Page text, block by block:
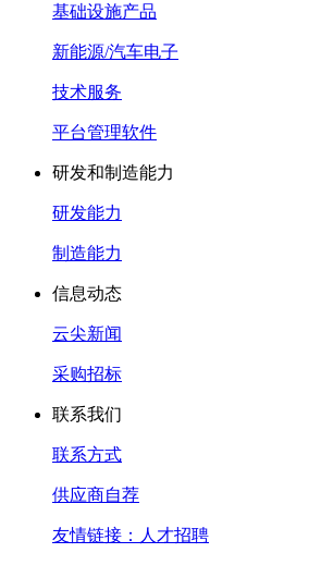
基础设施产品
新能源/汽车电子
技术服务
平台管理软件
研发和制造能力
研发能力
制造能力
信息动态
云尖新闻
采购招标
联系我们
联系方式
供应商自荐
友情链接：人才招聘